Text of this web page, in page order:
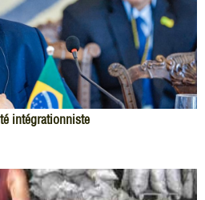
intégrationniste